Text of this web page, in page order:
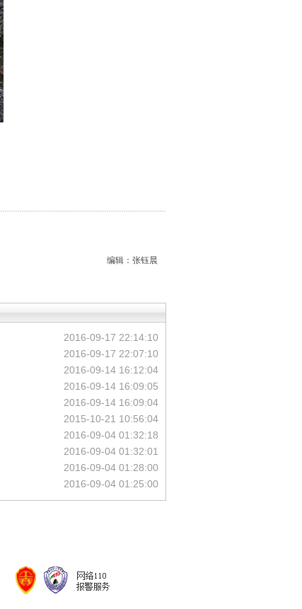
编辑：张钰晨
2016-09-17 22:14:10
2016-09-17 22:07:10
2016-09-14 16:12:04
2016-09-14 16:09:05
2016-09-14 16:09:04
2015-10-21 10:56:04
2016-09-04 01:32:18
2016-09-04 01:32:01
2016-09-04 01:28:00
2016-09-04 01:25:00